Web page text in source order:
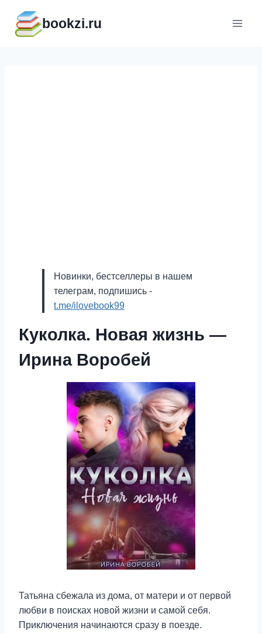
содержимому
bookzi.ru
Новинки, бестселлеры в нашем
телеграм, подпишись -
t.me/ilovebook99
Куколка. Новая жизнь —
Ирина Воробей
Татьяна сбежала из дома, от матери и от первой
любви в поисках новой жизни и самой себя.
Приключения начинаются сразу в поезде.